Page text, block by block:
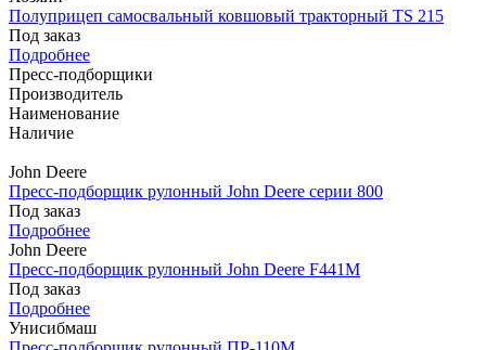
Полуприцеп самосвальный ковшовый тракторный TS 215
Под заказ
Подробнее
Пресс-подборщики
Производитель
Наименование
Наличие
John Deere
Пресс-подборщик рулонный John Deere серии 800
Под заказ
Подробнее
John Deere
Пресс-подборщик рулонный John Deere F441M
Под заказ
Подробнее
Унисибмаш